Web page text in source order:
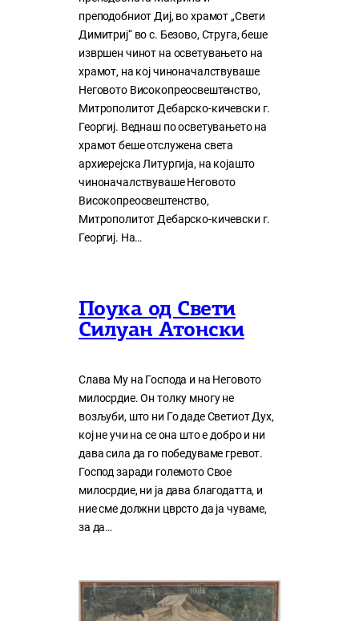
преподобниот Диј, во храмот „Свети
Димитриј“ во с. Безово, Струга, беше
извршен чинот на осветувањето на
храмот, на кој чиноначалствуваше
Неговото Високопреосвештенство,
Митрополитот Дебарско-кичевски г.
Георгиј. Веднаш по осветувањето на
храмот беше отслужена света
архиерејска Литургија, на којашто
чиноначалствуваше Неговото
Високопреосвештенство,
Митрополитот Дебарско-кичевски г.
Георгиј. На…
Поука од Свети
Силуан Атонски
Слава Му на Господа и на Неговото
милосрдие. Он толку многу нe
возљуби, што ни Го даде Светиот Дух,
кој нe учи на сe она што е добро и ни
дава сила да го победуваме гревот.
Господ заради големото Свое
милосрдие, ни ја дава благодатта, и
ние сме должни цврсто да ја чуваме,
за да…